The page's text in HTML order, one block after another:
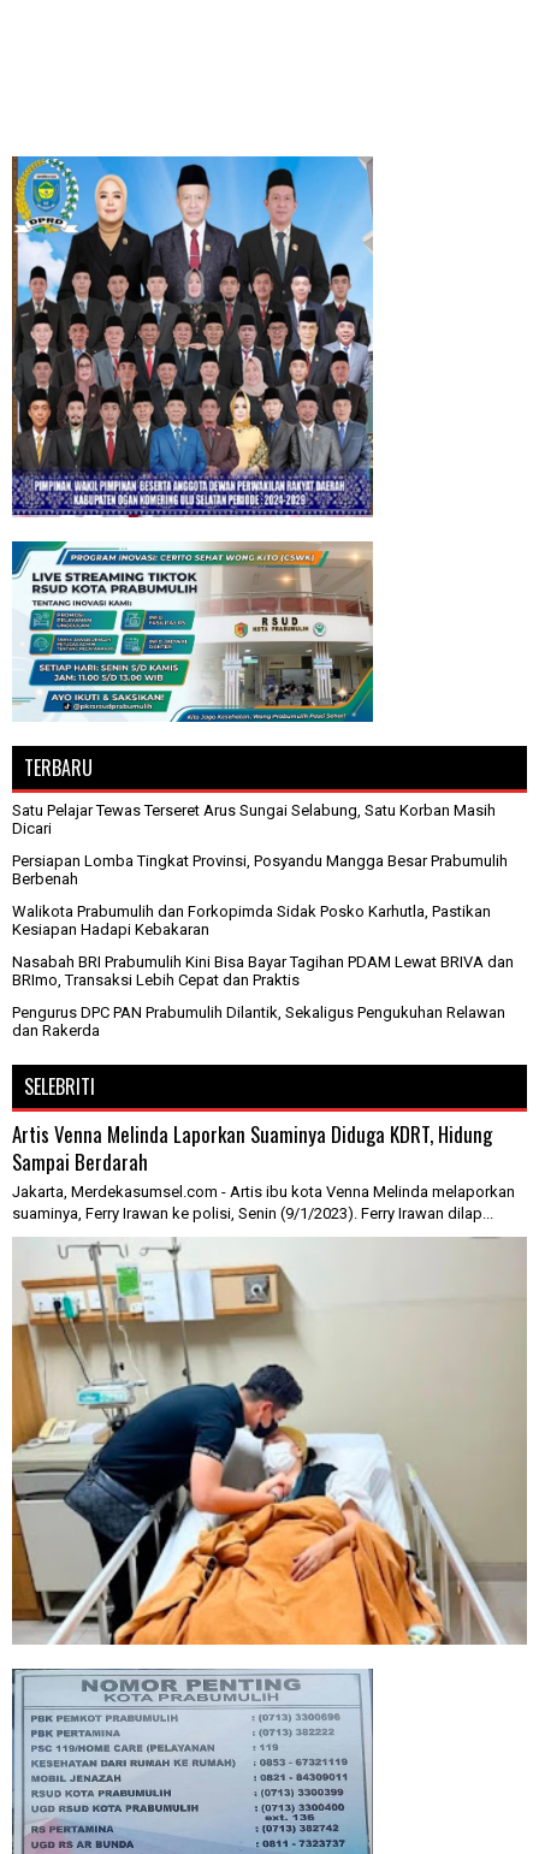
TERBARU
Satu Pelajar Tewas Terseret Arus Sungai Selabung, Satu Korban Masih
Dicari
Persiapan Lomba Tingkat Provinsi, Posyandu Mangga Besar Prabumulih
Berbenah
Walikota Prabumulih dan Forkopimda Sidak Posko Karhutla, Pastikan
Kesiapan Hadapi Kebakaran
Nasabah BRI Prabumulih Kini Bisa Bayar Tagihan PDAM Lewat BRIVA dan
BRImo, Transaksi Lebih Cepat dan Praktis
Pengurus DPC PAN Prabumulih Dilantik, Sekaligus Pengukuhan Relawan
dan Rakerda
SELEBRITI
Artis Venna Melinda Laporkan Suaminya Diduga KDRT, Hidung
Sampai Berdarah
Jakarta, Merdekasumsel.com - Artis ibu kota Venna Melinda melaporkan
suaminya, Ferry Irawan ke polisi, Senin (9/1/2023). Ferry Irawan dilap...